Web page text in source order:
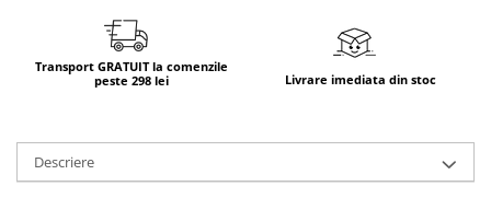
Transport GRATUIT la comenzile
peste 298 lei
Livrare imediata din stoc
Descriere